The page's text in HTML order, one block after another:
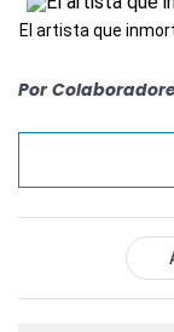
El artista que
Por